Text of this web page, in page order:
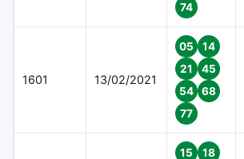
74
1601 13/02/2021
05
14
21
45
54
68
77
15 18